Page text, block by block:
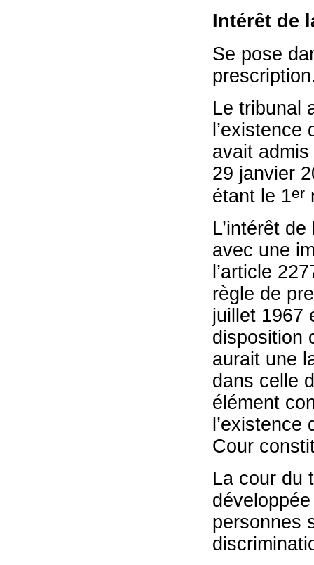
Intérêt de
Se pose
Le tribunal
avait
29 janvier
étant le 1er
L’intérêt
avec une
l’article
règle de
juillet 1967
disposition
aurait une
dans celle
élément
Cour
La cour du
personnes